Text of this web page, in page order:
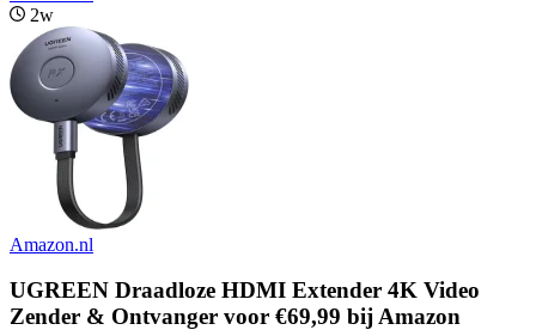
2w
Amazon.nl
UGREEN Draadloze HDMI Extender 4K Video
Zender & Ontvanger voor €69,99 bij Amazon